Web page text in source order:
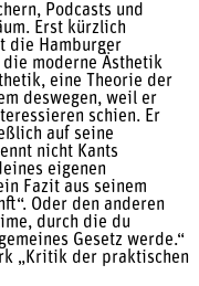
Podcasts und
Erst kürzlich
die Hamburger
moderne Ästhetik
eine Theorie der
deswegen, weil er
schien. Er
auf seine
nicht Kants
eigenen
Fazit aus seinem
Oder den anderen
durch die du
Gesetz werde.“
„Kritik der praktischen